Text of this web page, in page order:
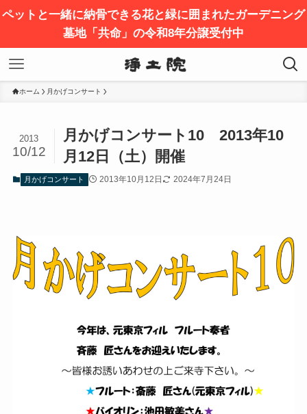
ペットと一緒に納骨できる花と緑に囲まれたガーデニング
墓地「共命」の令和8年分譲受付中
ホーム 月かげコンサート
月かげコンサート10 2013年10
月12日（土）開催
2013
10/12
月かげコンサート 2013年10月12日 2024年7月24日